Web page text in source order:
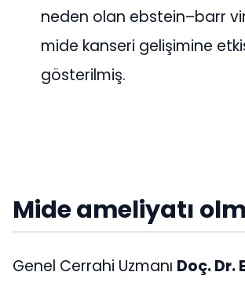
neden olan ebstein–barr
mide kanseri gelişimine
gösterilmiş.
Mide ameliyatı
Genel Cerrahi Uzmanı Doç. Dr.